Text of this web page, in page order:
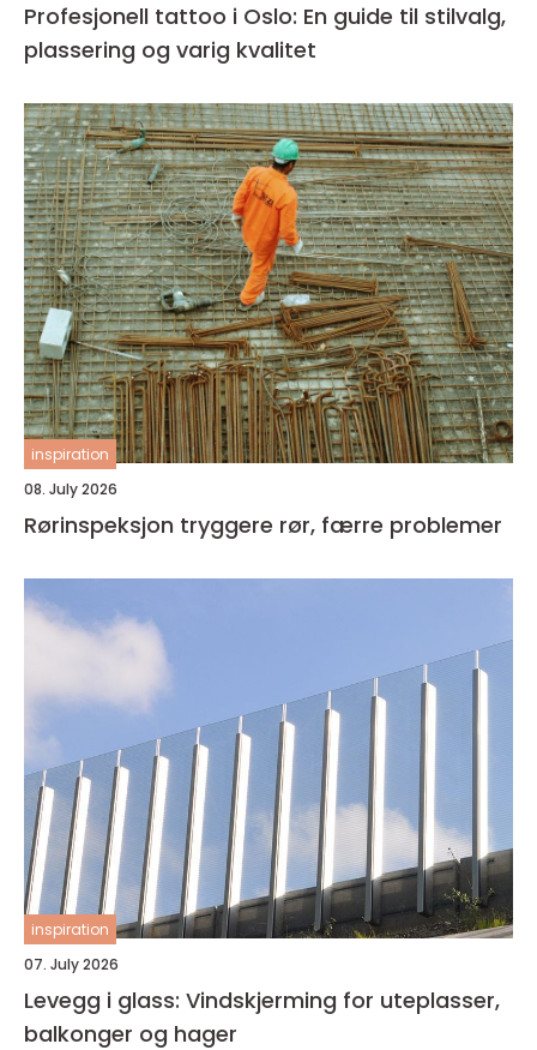
Profesjonell tattoo i Oslo: En guide til stilvalg,
plassering og varig kvalitet
inspiration
08. July 2026
Rørinspeksjon tryggere rør, færre problemer
inspiration
07. July 2026
Levegg i glass: Vindskjerming for uteplasser,
balkonger og hager